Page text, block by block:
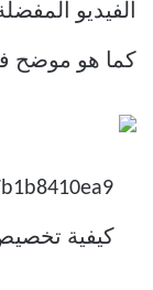
الفيديو
كما هو موضح